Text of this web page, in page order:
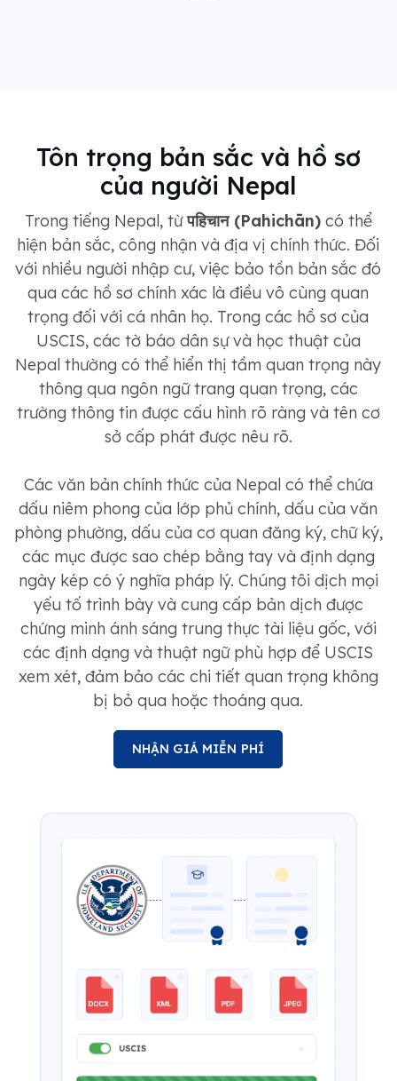
Tôn trọng bản sắc và hồ sơ
của người Nepal
Trong tiếng Nepal, từपहिचान (Pahichān)có thể
hiện bản sắc, công nhận và địa vị chính thức. Đối
với nhiều người nhập cư, việc bảo tồn bản sắc đó
qua các hồ sơ chính xác là điều vô cùng quan
trọng đối với cá nhân họ. Trong các hồ sơ của
USCIS, các tờ báo dân sự và học thuật của
Nepal thường có thể hiển thị tầm quan trọng này
thông qua ngôn ngữ trang quan trọng, các
trường thông tin được cấu hình rõ ràng và tên cơ
sở cấp phát được nêu rõ.
Các văn bản chính thức của Nepal có thể chứa
dấu niêm phong của lớp phủ chính, dấu của văn
phòng phường, dấu của cơ quan đăng ký, chữ ký,
các mục được sao chép bằng tay và định dạng
ngày kép có ý nghĩa pháp lý. Chúng tôi dịch mọi
yếu tố trình bày và cung cấp bản dịch được
chứng minh ánh sáng trung thực tài liệu gốc, với
các định dạng và thuật ngữ phù hợp để USCIS
xem xét, đảm bảo các chi tiết quan trọng không
bị bỏ qua hoặc thoáng qua.
NHẬN GIÁ MIỄN PHÍ